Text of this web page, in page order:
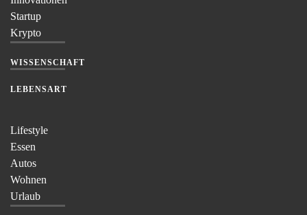
Startup
Krypto
WISSENSCHAFT
LEBENSART
Lifestyle
Essen
Autos
Wohnen
Urlaub